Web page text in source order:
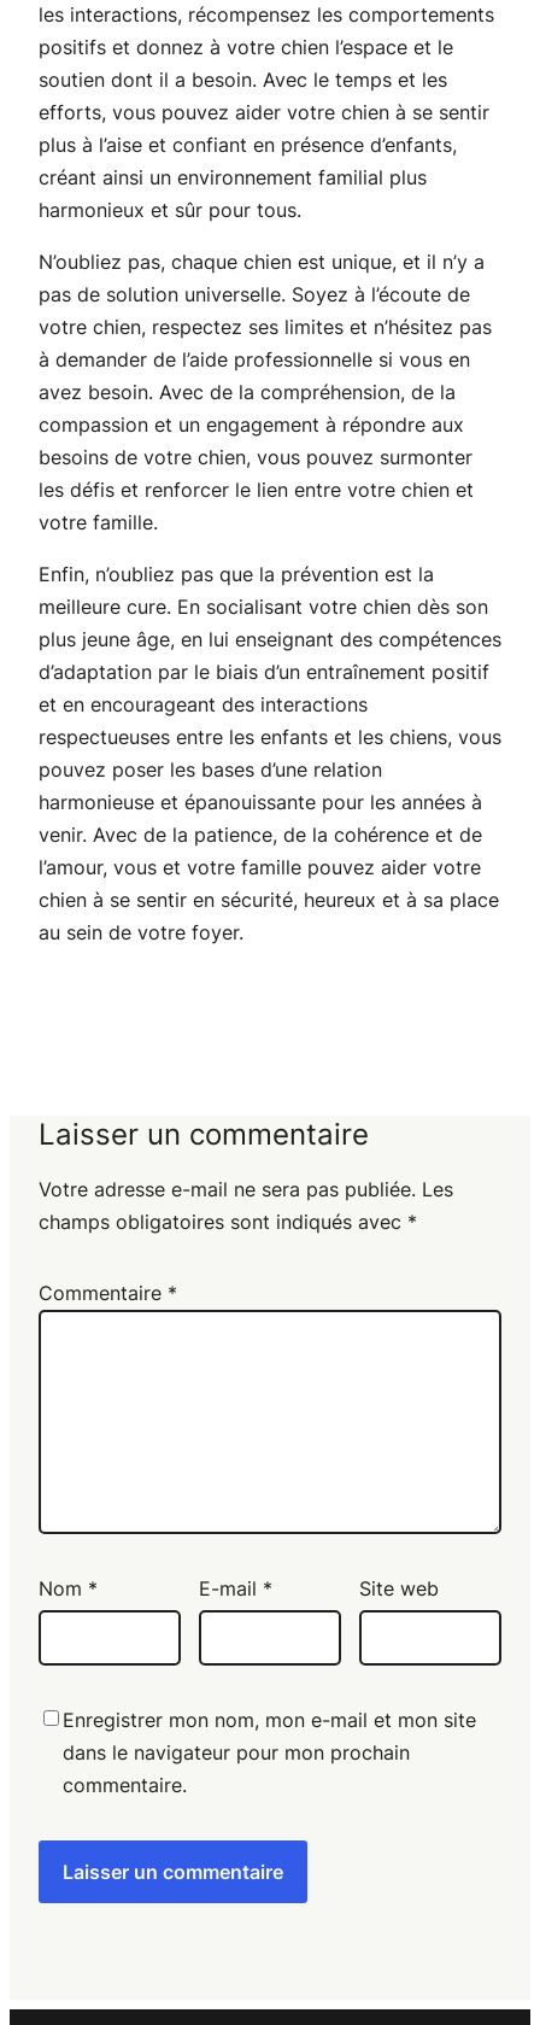
les interactions, récompensez les comportements
positifs et donnez à votre chien l’espace et le
soutien dont il a besoin. Avec le temps et les
efforts, vous pouvez aider votre chien à se sentir
plus à l’aise et confiant en présence d’enfants,
créant ainsi un environnement familial plus
harmonieux et sûr pour tous.
N’oubliez pas, chaque chien est unique, et il n’y a
pas de solution universelle. Soyez à l’écoute de
votre chien, respectez ses limites et n’hésitez pas
à demander de l’aide professionnelle si vous en
avez besoin. Avec de la compréhension, de la
compassion et un engagement à répondre aux
besoins de votre chien, vous pouvez surmonter
les défis et renforcer le lien entre votre chien et
votre famille.
Enfin, n’oubliez pas que la prévention est la
meilleure cure. En socialisant votre chien dès son
plus jeune âge, en lui enseignant des compétences
d’adaptation par le biais d’un entraînement positif
et en encourageant des interactions
respectueuses entre les enfants et les chiens, vous
pouvez poser les bases d’une relation
harmonieuse et épanouissante pour les années à
venir. Avec de la patience, de la cohérence et de
l’amour, vous et votre famille pouvez aider votre
chien à se sentir en sécurité, heureux et à sa place
au sein de votre foyer.
Laisser un commentaire
Votre adresse e-mail ne sera pas publiée. Les
champs obligatoires sont indiqués avec *
Commentaire *
Nom * E-mail * Site web
Enregistrer mon nom, mon e-mail et mon site
dans le navigateur pour mon prochain
commentaire.